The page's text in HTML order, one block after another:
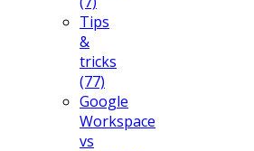
Tips
&
tricks
(77)
Google
Workspace
vs